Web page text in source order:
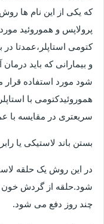
که یکی از این نام ها
پرولاپس و هموروئید
و بیمارانی که باید
شود مورد استفاده قرار
هموروئیدکتومی با
سریعتری در مقایسه با
بستن باند لاستیکی یا رابر
در این روش یک حلقه
شود.حلقه از گردش خون
چند روز دفع می شود.